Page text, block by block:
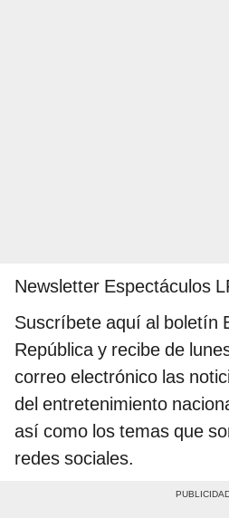
Newsletter Espectáculos
Suscríbete aquí al boletín
República y recibe de
correo electrónico las
del entretenimiento
así como los temas que
redes sociales.